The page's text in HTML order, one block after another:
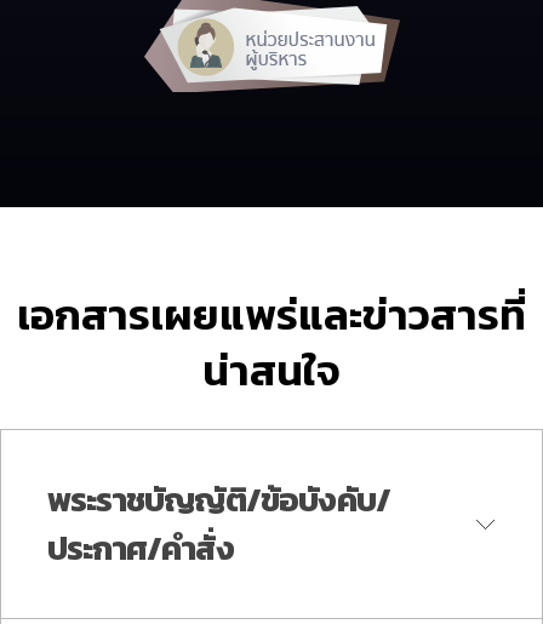
เอกสารเผยแพร่และข่าวสารที่
น่าสนใจ
พระราชบัญญัติ/ข้อบังคับ/
ประกาศ/คำสั่ง